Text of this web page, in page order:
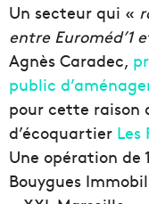
Un secteur qui «
entre Euroméd’1
Agnès Caradec,
public
pour cette raison
d’écoquartier Les
Une opération de
Bouygues